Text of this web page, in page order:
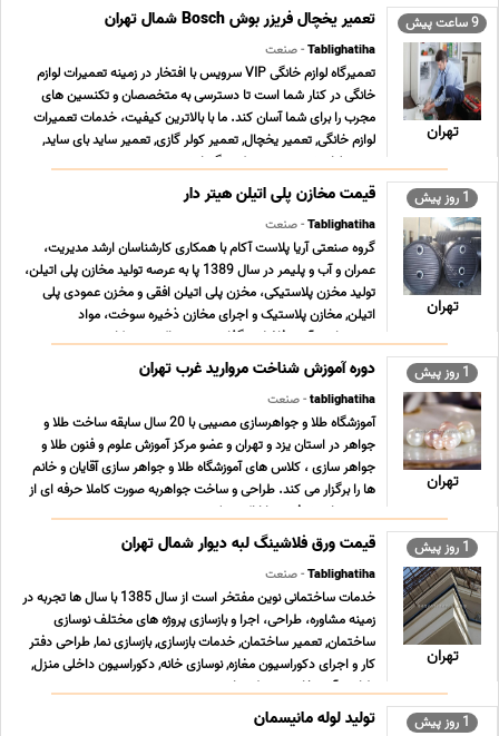
9 ساعت پیش
تهران
تعمیر یخچال فریزر بوش Bosch شمال تهران
Tablighatiha- صنعت
تعمیرگاه لوازم خانگی VIP سرویس با افتخار در زمینه تعمیرات لوازم
خانگی در کنار شما است تا دسترسی به متخصصان و تکنسین های
مجرب را برای شما آسان کند. ما با بالاترین کیفیت، خدمات تعمیرات
لوازم خانگی, تعمیر یخچال, تعمیر کولر گازی, تعمیر ساید بای ساید,
تعمیر لباسشویی, تعمیر پکیج گرمایش ... ...
1 روز پیش
تهران
قیمت مخازن پلی اتیلن هیتر دار
Tablighatiha- صنعت
گروه صنعتی آریا پلاست آکام با همکاری کارشناسان ارشد مدیریت،
عمران و آب و پلیمر در سال 1389 پا به عرصه تولید مخازن پلی اتیلن،
تولید مخزن پلاستیکی، مخزن پلی اتیلن افقی و مخزن عمودی پلی
اتیلن, مخازن پلاستیک و اجرای مخازن ذخیره سوخت، مواد
شمیمیایی، آب و فاضلاب گذاشت و هم اکنون در کار ... ...
1 روز پیش
تهران
دوره آموزش شناخت مروارید غرب تهران
tablighatiha- صنعت
آموزشگاه طلا و جواهرسازی مصیبی با 20 سال سابقه ساخت طلا و
جواهر در استان یزد و تهران و عضو مرکز آموزش علوم و فنون طلا و
جواهر سازى ، کلاس هاى آموزشگاه طلا و جواهر سازى آقایان و خانم
ها را برگزار می کند. طراحى و ساخت جواهربه صورت کاملا حرفه اى از
مبتدى تا پیشرفته و با ارائه مدرک د ... ...
1 روز پیش
تهران
قیمت ورق فلاشینگ لبه دیوار شمال تهران
Tablighatiha- صنعت
خدمات ساختمانی نوین مفتخر است از سال 1385 با سال ها تجربه در
زمینه مشاوره، طراحی، اجرا و بازسازی پروژه های مختلف نوسازی
ساختمان, تعمیر ساختمان, خدمات بازسازی, بازسازی نما, طراحی دفتر
کار و اجرای دکوراسیون مغازه, نوسازی خانه, دکوراسیون داخلی منزل,
طراحی آشپزخانه, محوطه سازی و نصب ... ...
1 روز پیش تولید لوله مانیسمان